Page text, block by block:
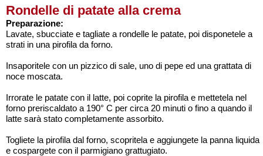
Rondelle di patate alla crema
Preparazione:
Lavate, sbucciate e tagliate a rondelle le patate, poi disponetele a
strati in una pirofila da forno.
Insaporitele con un pizzico di sale, uno di pepe ed una grattata di
noce moscata.
Irrorate le patate con il latte, poi coprite la pirofila e mettetela nel
forno preriscaldato a 190° C per circa 20 minuti o fino a quando il
latte sarà stato completamente assorbito.
Togliete la pirofila dal forno, scopritela e aggiungete la panna liquida
e cospargete con il parmigiano grattugiato.